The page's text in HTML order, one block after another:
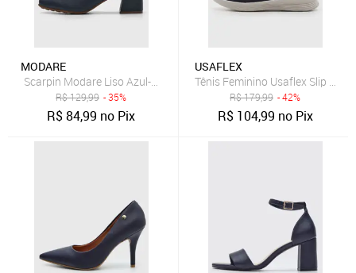
MODARE
Scarpin Modare Liso Azul-Marinho
R$129,99 - 35%
R$84,99 no Pix
USAFLEX
Tênis Feminino Usaflex Slip On
R$179,99 - 42%
R$ 104,99 no Pix